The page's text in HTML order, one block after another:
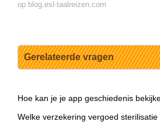
op blog.esl-taalreizen.com
Gerelateerde vragen
Hoe kan je je app geschiedenis
Welke verzekering vergoed sterilisatie